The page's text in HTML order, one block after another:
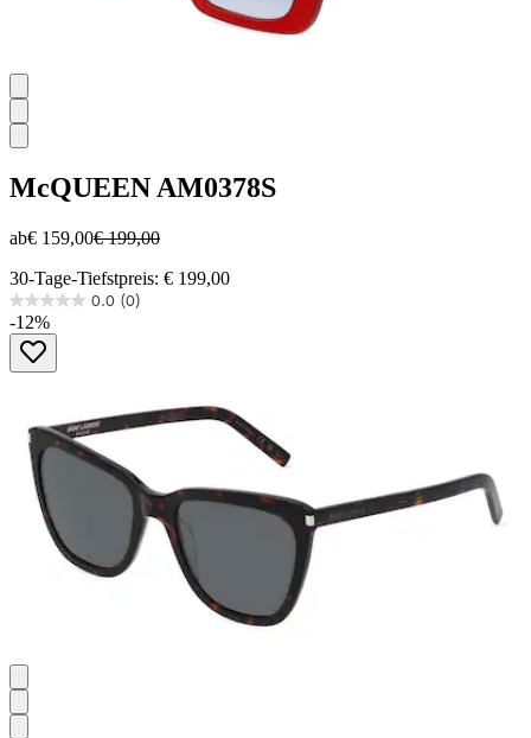
McQUEEN AM0378S
ab€ 159,00€ 199,00
30-Tage-Tiefstpreis: € 199,00
0.0 (0)
0.0
von
Sternen.
-12%